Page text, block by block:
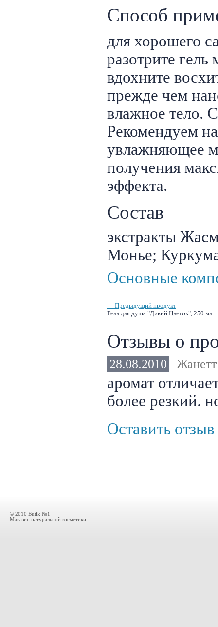
Способ
для хорошего
разотрите
вдохните
прежде чем
влажное тело.
Рекомендуем
увлажняющее
получения
эффекта.
Состав
экстракты
Монье;
Основные
← Предыдущий продукт
Гель для душа "Дикий Цветок", 250 мл
Отзывы о
28.08.2010 Жанетт
аромат
более резкий.
Оставить
© 2010 Butik №1
Магазин натуральной косметики